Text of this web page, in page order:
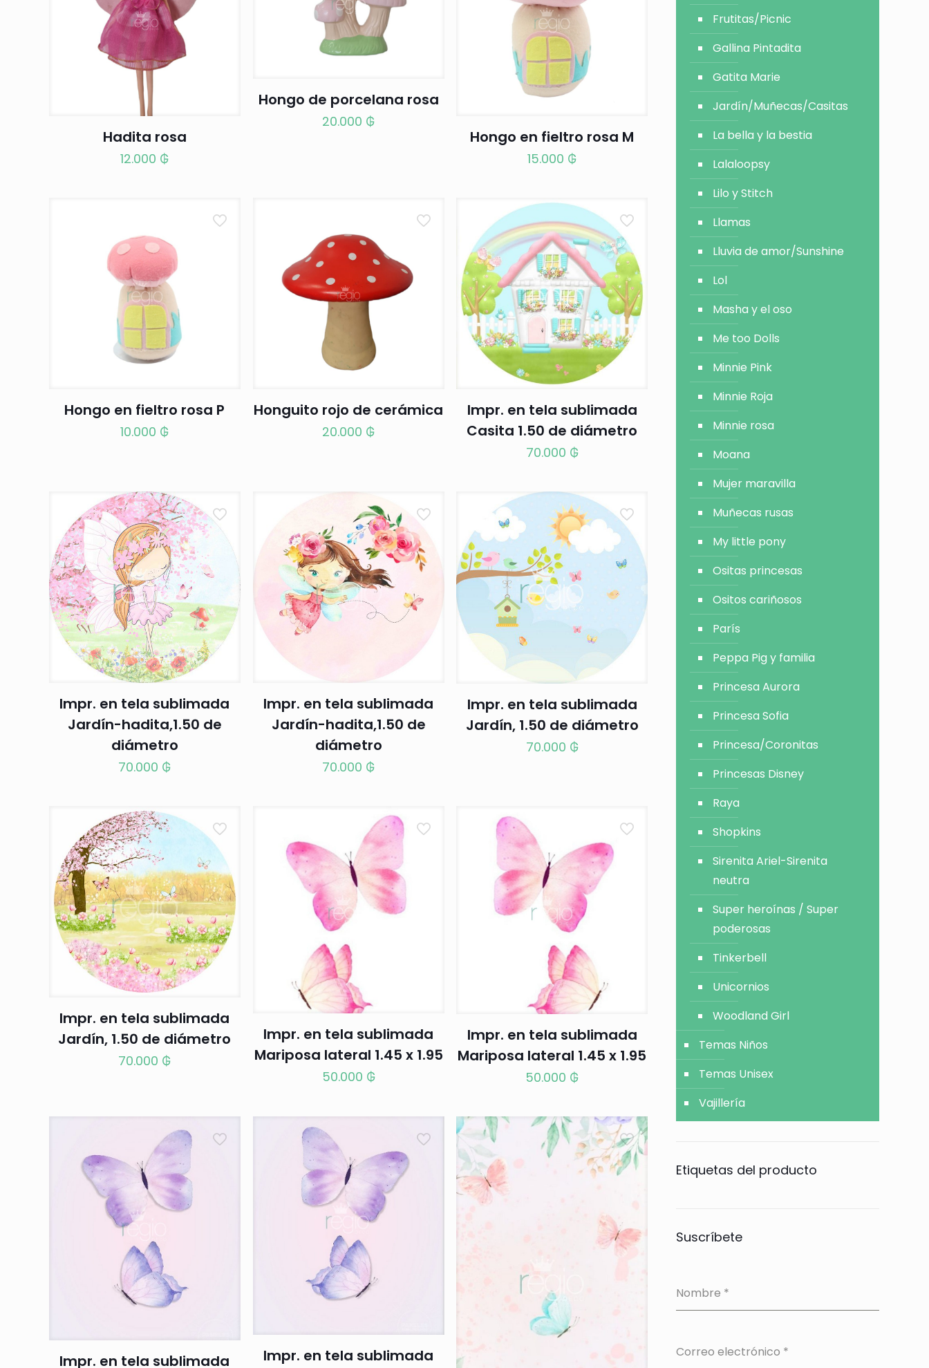
Hadita rosa
12.000 ₲
Hongo de porcelana rosa
20.000 ₲
Hongo en fieltro rosa M
15.000 ₲
Hongo en fieltro rosa P
10.000 ₲
Honguito rojo de cerámica
20.000 ₲
Impr. en tela sublimada
Casita 1.50 de diámetro
70.000 ₲
Impr. en tela sublimada
Jardín-hadita,1.50 de
diámetro
70.000 ₲
Impr. en tela sublimada
Jardín-hadita,1.50 de
diámetro
70.000 ₲
Impr. en tela sublimada
Jardín, 1.50 de diámetro
70.000 ₲
Impr. en tela sublimada
Jardín, 1.50 de diámetro
70.000 ₲
Impr. en tela sublimada
Mariposa lateral 1.45 x 1.95
50.000 ₲
Impr. en tela sublimada
Mariposa lateral 1.45 x 1.95
50.000 ₲
Impr. en tela sublimada
Impr. en tela sublimada
Frutitas/Picnic
Gallina Pintadita
Gatita Marie
Jardín/Muñecas/Casitas
La bella y la bestia
Lalaloopsy
Lilo y Stitch
Llamas
Lluvia de amor/Sunshine
Lol
Masha y el oso
Me too Dolls
Minnie Pink
Minnie Roja
Minnie rosa
Moana
Mujer maravilla
Muñecas rusas
My little pony
Ositas princesas
Ositos cariñosos
París
Peppa Pig y familia
Princesa Aurora
Princesa Sofia
Princesa/Coronitas
Princesas Disney
Raya
Shopkins
Sirenita Ariel-Sirenita
neutra
Super heroínas / Super
poderosas
Tinkerbell
Unicornios
Woodland Girl
Temas Niños
Temas Unisex
Vajillería
Etiquetas del producto
Suscríbete
Nombre *
Correo electrónico *